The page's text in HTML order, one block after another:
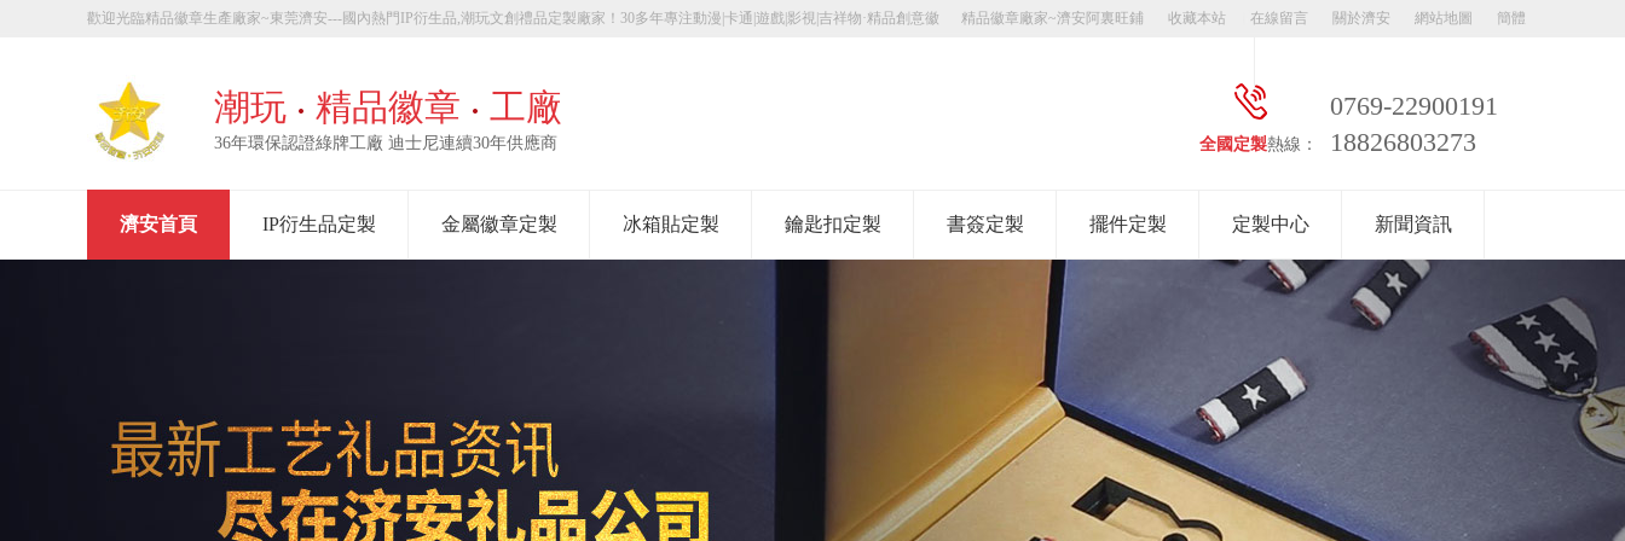
精品徽章廠家~濟安阿裏旺鋪 收藏本站 在線留言 關於濟安 網站地圖 簡體
歡迎光臨精品徽章生產廠家~東莞濟安---國內熱門IP衍生品,潮玩文創禮品定製廠家！30多年專注動漫|卡通|遊戲|影視|吉祥物·精品創意徽
潮玩 精品徽章 工廠
36年環保認證綠牌工廠 迪士尼連續30年供應商 全國定製熱線：
0769-22900191
18826803273
濟安首頁 IP衍生品定製 金屬徽章定製 冰箱貼定製 鑰匙扣定製 書簽定製 擺件定製 定製中心 新聞資訊